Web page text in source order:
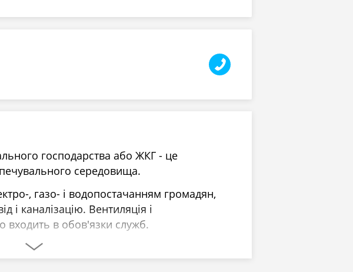
господарства або ЖКГ - це
середовища.
, газо- і водопостачанням громадян,
і каналізацію. Вентиляція і
входить в обов'язки служб.
фірми, які займаються їх
відкриттям.